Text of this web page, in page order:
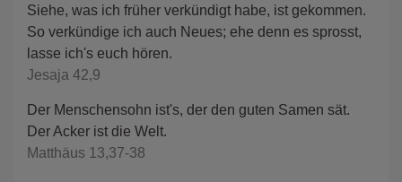
Siehe, was ich früher verkündigt habe, ist gekommen.
So verkündige ich auch Neues; ehe denn es sprosst,
lasse ich's euch hören.
Jesaja 42,9
Der Menschensohn ist's, der den guten Samen sät.
Der Acker ist die Welt.
Matthäus 13,37-38